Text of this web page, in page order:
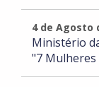
4 de Agosto
Ministério
"7 Mulheres